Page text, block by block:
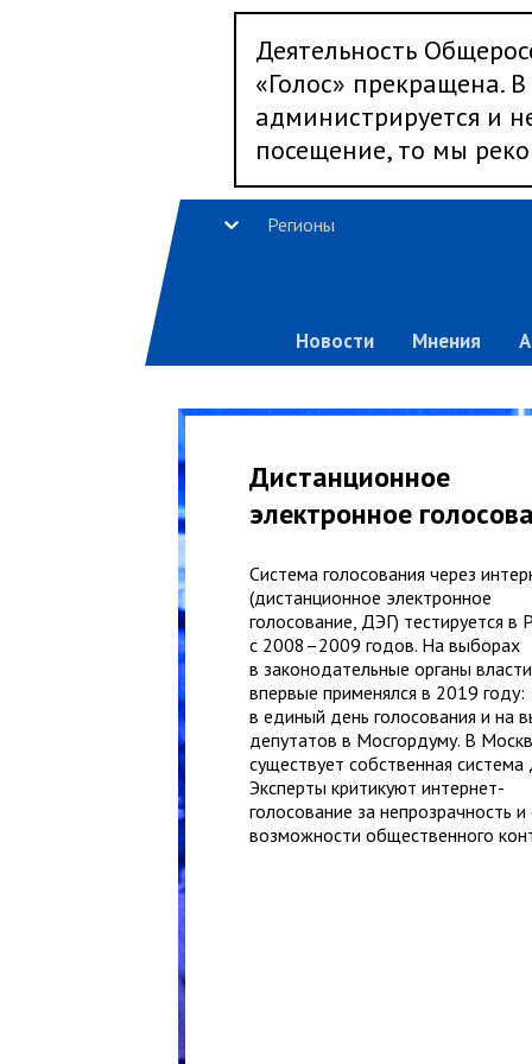
Деятельность
«Голос» прекращена.
администрируется и
посещение, то мы
Регионы
Новости Мнения
Дистанционное
электронное
Система голосования через
(дистанционное электронное
голосование, ДЭГ) тестируется в
с 2008–2009 годов. На выборах
в законодательные органы
впервые применялся в 2019 году:
в единый день голосования и на
депутатов в Мосгордуму. В
существует собственная система
Эксперты критикуют интернет-
голосование за непрозрачность
возможности общественного